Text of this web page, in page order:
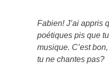
Fabien! J’ai appris
poétiques pis que
musique. C’est
tu ne chantes pas?